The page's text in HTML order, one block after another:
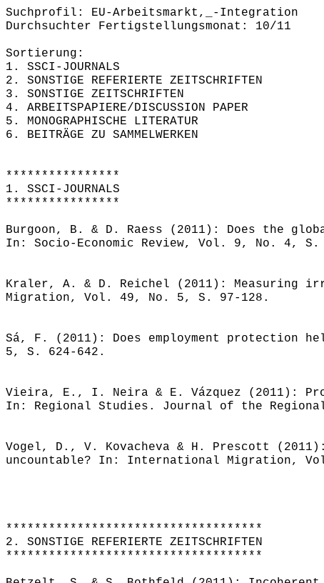
Suchprofil: EU-Arbeitsmarkt,_-Integration
Durchsuchter Fertigstellungsmonat: 10/11
Sortierung:
1. SSCI-JOURNALS
2. SONSTIGE REFERIERTE ZEITSCHRIFTEN
3. SONSTIGE ZEITSCHRIFTEN
4. ARBEITSPAPIERE/DISCUSSION PAPER
5. MONOGRAPHISCHE LITERATUR
6. BEITRÄGE ZU SAMMELWERKEN
****************
1. SSCI-JOURNALS
****************
Burgoon, B. & D. Raess (2011): Does the
In: Socio-Economic Review, Vol. 9, No. 4, S.
Kraler, A. & D. Reichel (2011): Measuring
Migration, Vol. 49, No. 5, S. 97-128.
Sá, F. (2011): Does employment protection
5, S. 624-642.
Vieira, E., I. Neira & E. Vázquez (2011):
In: Regional Studies. Journal of the
Vogel, D., V. Kovacheva & H. Prescott
uncountable? In: International Migration,
************************************
2. SONSTIGE REFERIERTE ZEITSCHRIFTEN
************************************